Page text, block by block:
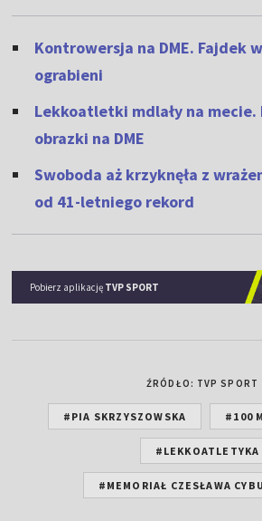
Kontrowersja na DME. Fajdek
ograbieni
Lekkoatletki mdlały na
obrazki na DME
Swoboda aż krzyknęła z
od 41-letniego rekord
Pobierz aplikację TVP SPORT
ŹRÓDŁO: TVP SPORT
#PIA SKRZYSZOWSKA #100
#LEKKOATLETYKA
#MEMORIAŁ CZESŁAWA